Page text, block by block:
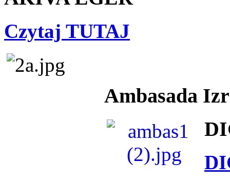
Czytaj TUTAJ
Ambasada